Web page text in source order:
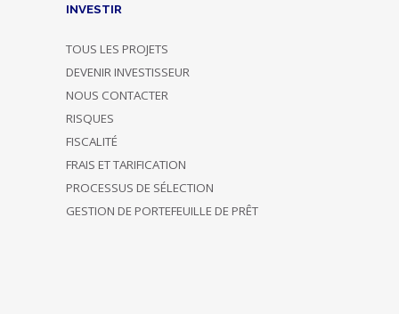
INVESTIR
TOUS LES PROJETS
DEVENIR INVESTISSEUR
NOUS CONTACTER
RISQUES
FISCALITÉ
FRAIS ET TARIFICATION
PROCESSUS DE SÉLECTION
GESTION DE PORTEFEUILLE DE PRÊT